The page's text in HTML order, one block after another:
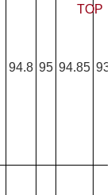
94.8 95 94.85
TOP